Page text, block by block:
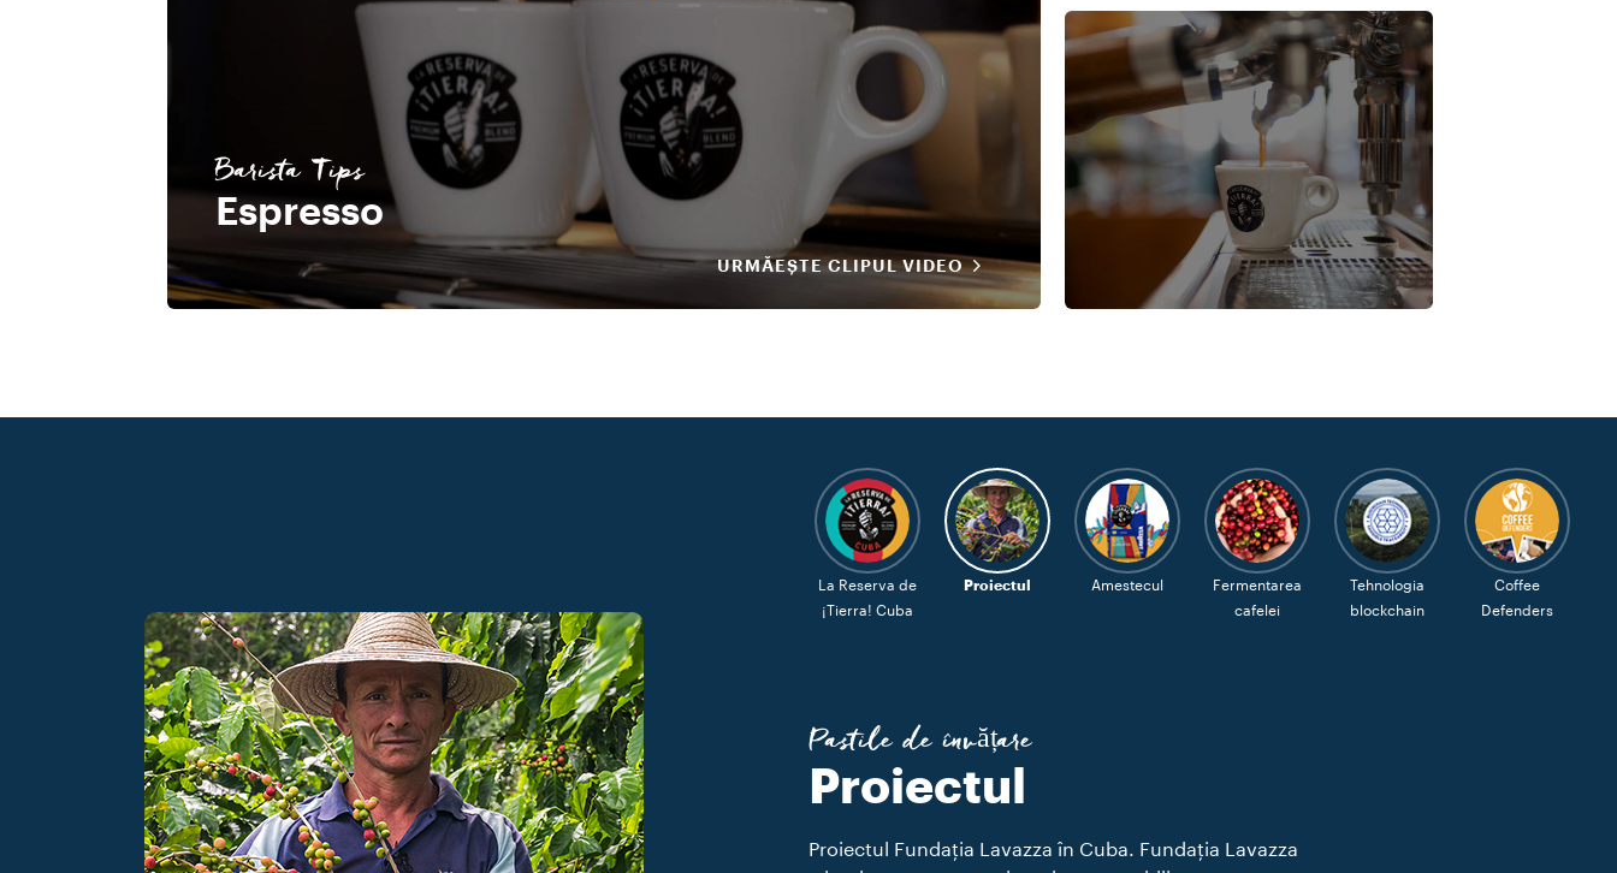
Barista Tips
Espresso
URMĂEȘTE CLIPUL VIDEO
La Reserva de
¡Tierra! Cuba
Proiectul Amestecul
Fermentarea
cafelei
Tehnologia
blockchain
Coffee
Defenders
Pastile de învățare
Proiectul
Proiectul Fundația Lavazza în Cuba. Fundația Lavazza